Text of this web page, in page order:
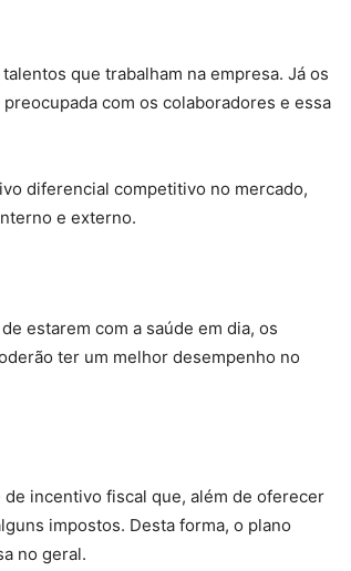
que trabalham na empresa. Já os
com os colaboradores e essa
diferencial competitivo no mercado,
e externo.
estarem com a saúde em dia, os
ter um melhor desempenho no
incentivo fiscal que, além de oferecer
impostos. Desta forma, o plano
no geral.